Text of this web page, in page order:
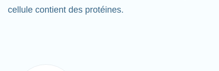
cellule contient des protéines.